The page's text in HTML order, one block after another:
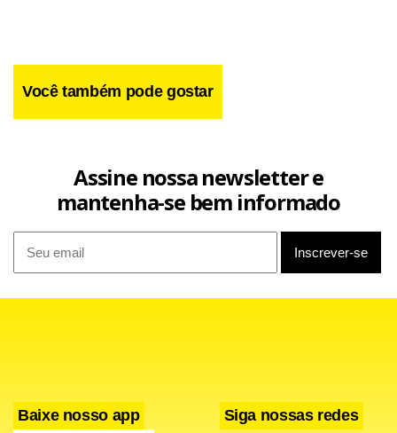
Você também pode gostar
Assine nossa newsletter e
mantenha-se bem informado
Baixe nosso app Siga nossas redes